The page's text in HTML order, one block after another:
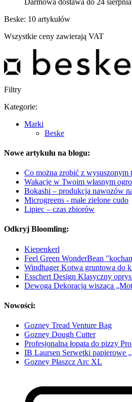
Beske: 10 artykułów
Wszystkie ceny zawierają VAT
Filtry
Kategorie:
Marki
Beske
Nowe artykułu na blogu:
Co można zrobić z wysuszonym
Wakacje w Twoim własnym
Bokashi – produkcja nawozów
Microgreens - małe zielone cudo
Lipiec – czas zbiorów
Odkryj Bloomling:
Kiepenkerl
Feel Green WonderBean
Windhager Kotwa gruntowa do
Esschert Design Klasyczny
Dewoga Dekoracja wisząca
Nowości:
Gozney Tread Venture Bag
Gozney Dough Cutter
Profesjonalna łopata do pizzy
IB Laursen Serwetki papierowe
Gozney Płaszcz Arc XL